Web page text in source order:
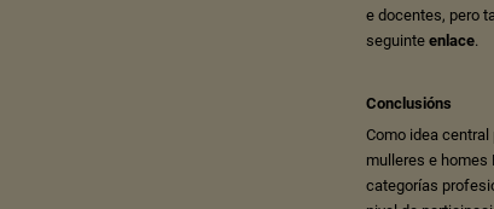
e docentes, pero
seguinte enlace.
Conclusións
Como idea
mulleres e homes
categorías